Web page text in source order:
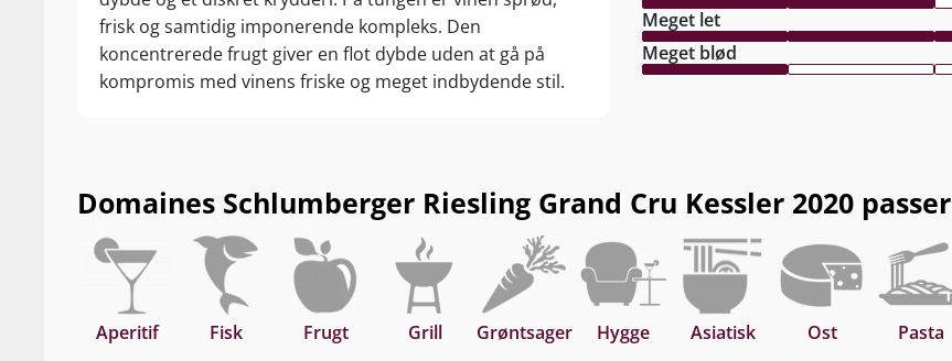
verdensklasse.
Nyd den til fisk og skaldyr, fjerkræ, lyst kød, gris, røgvarer, ost,
grønsagsretter og tapas. Servér ved 10-12°C.
frisk og samtidig imponerende kompleks. Den
koncentrerede frugt giver en flot dybde uden at gå på
kompromis med vinens friske og meget indbydende stil.
Meget let
Meget blød
Domaines Schlumberger Riesling Grand Cru Kessler 2020
Aperitif Fisk Frugt Grill Grøntsager Hygge Asiatisk Ost Pasta